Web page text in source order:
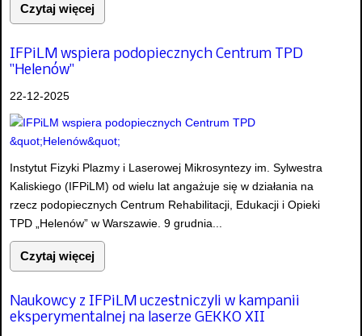
Czytaj więcej
IFPiLM wspiera podopiecznych Centrum TPD
"Helenów"
22-12-2025
Instytut Fizyki Plazmy i Laserowej Mikrosyntezy im. Sylwestra
Kaliskiego (IFPiLM) od wielu lat angażuje się w działania na
rzecz podopiecznych Centrum Rehabilitacji, Edukacji i Opieki
TPD „Helenów” w Warszawie. 9 grudnia...
Czytaj więcej
Naukowcy z IFPiLM uczestniczyli w kampanii
eksperymentalnej na laserze GEKKO XII